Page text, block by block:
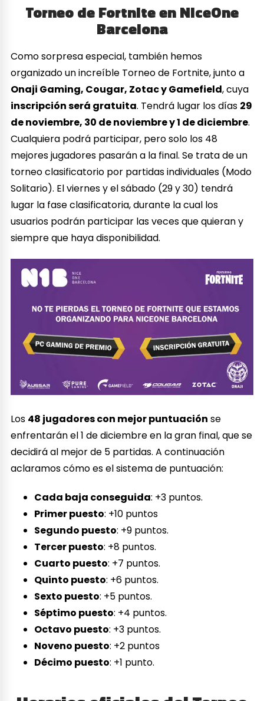
Torneo de Fortnite en NiceOne
Barcelona
Como sorpresa especial, también hemos
organizado un increíble Torneo de Fortnite, junto a
Onaji Gaming, Cougar, Zotac y Gamefield, cuya
inscripción será gratuita. Tendrá lugar los días 29
de noviembre, 30 de noviembre y 1 de diciembre.
Cualquiera podrá participar, pero solo los 48
mejores jugadores pasarán a la final. Se trata de un
torneo clasificatorio por partidas individuales (Modo
Solitario). El viernes y el sábado (29 y 30) tendrá
lugar la fase clasificatoria, durante la cual los
usuarios podrán participar las veces que quieran y
siempre que haya disponibilidad.
Los 48 jugadores con mejor puntuación se
enfrentarán el 1 de diciembre en la gran final, que se
decidirá al mejor de 5 partidas. A continuación
aclaramos cómo es el sistema de puntuación:
Cada baja conseguida: +3 puntos.
Primer puesto: +10 puntos
Segundo puesto: +9 puntos.
Tercer puesto: +8 puntos.
Cuarto puesto: +7 puntos.
Quinto puesto: +6 puntos.
Sexto puesto: +5 puntos.
Séptimo puesto: +4 puntos.
Octavo puesto: +3 puntos.
Noveno puesto: +2 puntos
Décimo puesto: +1 punto.